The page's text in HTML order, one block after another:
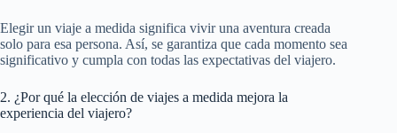
Elegir un viaje a medida significa vivir una aventura creada
solo para esa persona. Así, se garantiza que cada momento sea
significativo y cumpla con todas las expectativas del viajero.
2. ¿Por qué la elección de viajes a medida mejora la
experiencia del viajero?